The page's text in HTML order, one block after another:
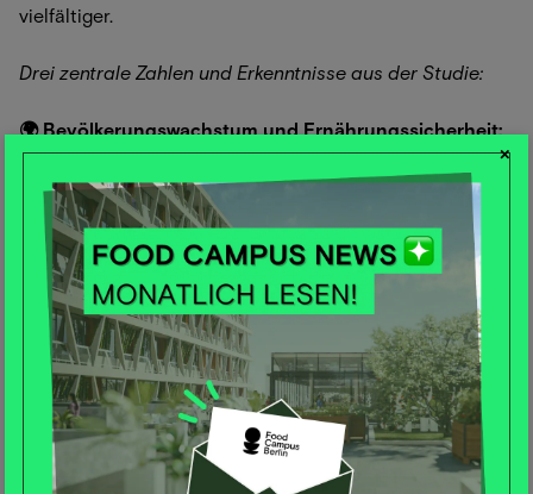
vielfältiger.
Drei zentrale Zahlen und Erkenntnisse aus der Studie:
🌍 Bevölkerungswachstum und Ernährungssicherheit:
Bis 2050 wird ein signifikanter Anstieg der
Weltbevölkerung erwartet, was die Nachfrage nach
Nahrungsmitteln erheblich erhöhen wird.
🚜 Klimawandel und landwirtschaftliche Produktion:
Extreme Wetterereignisse und veränderte
Klimabedingungen könnten die Produktivität der
Landwirtschaft beeinträchtigen und die Stabilität der
Lebensmittelversorgung gefährden.
📈 Technologische Innovationen in der
Lebensmittelproduktion:
Die Studie betont die
×